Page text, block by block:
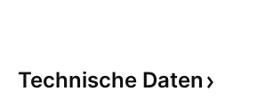
Technische Daten